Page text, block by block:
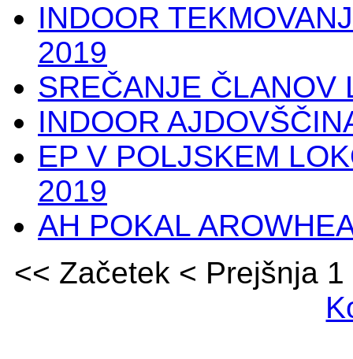
INDOOR
2019
SREČANJE ČLANOV
INDOOR
EP V POLJSKEM
2019
AH POKAL
<< Začetek < Prejšnja 1